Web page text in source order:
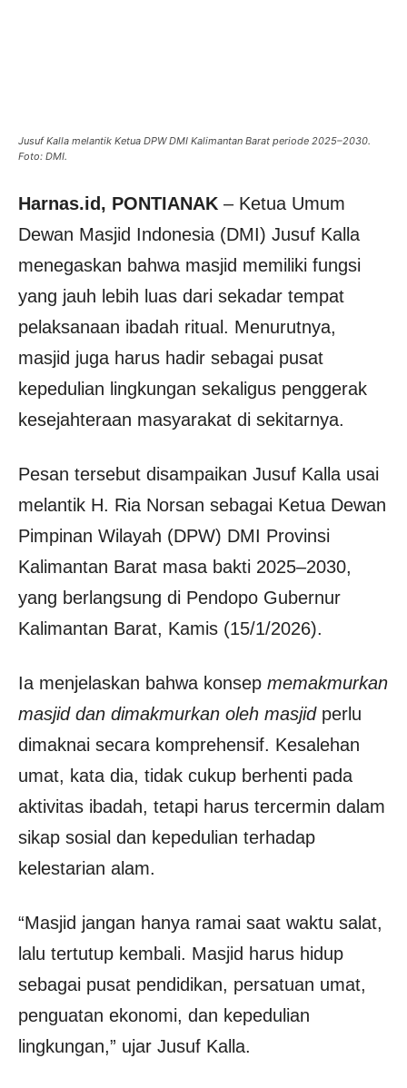
Jusuf Kalla melantik Ketua DPW DMI Kalimantan Barat periode 2025–2030.
Foto: DMI.
Harnas.id, PONTIANAK – Ketua Umum
Dewan Masjid Indonesia (DMI) Jusuf Kalla
menegaskan bahwa masjid memiliki fungsi
yang jauh lebih luas dari sekadar tempat
pelaksanaan ibadah ritual. Menurutnya,
masjid juga harus hadir sebagai pusat
kepedulian lingkungan sekaligus penggerak
kesejahteraan masyarakat di sekitarnya.
Pesan tersebut disampaikan Jusuf Kalla usai
melantik H. Ria Norsan sebagai Ketua Dewan
Pimpinan Wilayah (DPW) DMI Provinsi
Kalimantan Barat masa bakti 2025–2030,
yang berlangsung di Pendopo Gubernur
Kalimantan Barat, Kamis (15/1/2026).
Ia menjelaskan bahwa konsep memakmurkan
masjid dan dimakmurkan oleh masjidperlu
dimaknai secara komprehensif. Kesalehan
umat, kata dia, tidak cukup berhenti pada
aktivitas ibadah, tetapi harus tercermin dalam
sikap sosial dan kepedulian terhadap
kelestarian alam.
“Masjid jangan hanya ramai saat waktu salat,
lalu tertutup kembali. Masjid harus hidup
sebagai pusat pendidikan, persatuan umat,
penguatan ekonomi, dan kepedulian
lingkungan,” ujar Jusuf Kalla.